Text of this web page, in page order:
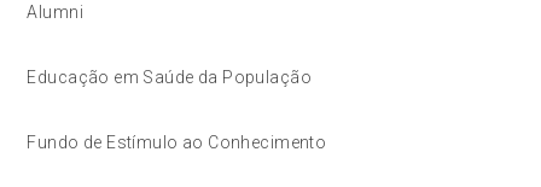
Alumni
Educação em Saúde da População
Fundo de Estímulo ao Conhecimento